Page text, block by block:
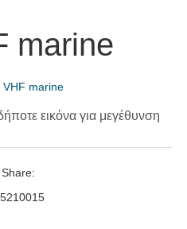
marine
εικόνα για μεγέθυνση